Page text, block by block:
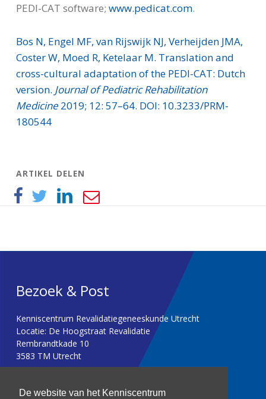
De website van het Kenniscentrum
PEDI-CAT software; www.pedicat.com.
Bos N, Engel MF, van Rijswijk NJ, Verheijden JMA,
Coster W, Moed R, Ketelaar M. Translation and
cross-cultural adaptation of the PEDI-CAT: Dutch
version. Journal of Pediatric Rehabilitation
Medicine2019; 12: 57–64. DOI: 10.3233/PRM-
180544
ARTIKEL DELEN
Bezoek & Post
Kenniscentrum Revalidatiegeneeskunde Utrecht
Locatie: De Hoogstraat Revalidatie
Rembrandtkade 10
3583 TM Utrecht